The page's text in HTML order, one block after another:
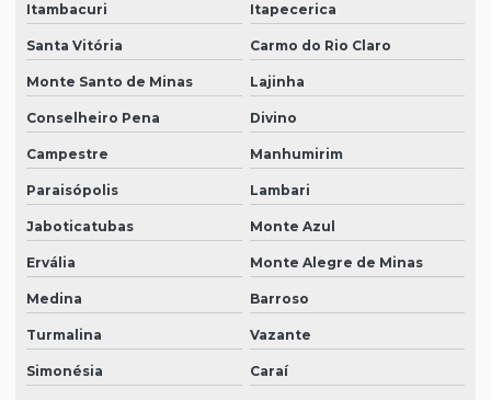
Itambacuri Itapecerica
Santa Vitória Carmo do Rio Claro
Monte Santo de Minas Lajinha
Conselheiro Pena Divino
Campestre Manhumirim
Paraisópolis Lambari
Jaboticatubas Monte Azul
Ervália Monte Alegre de Minas
Medina Barroso
Turmalina Vazante
Simonésia Caraí